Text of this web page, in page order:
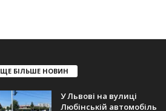
ЩЕ БІЛЬШЕ НОВИН
У Львові на вулиці
Любінській автомобіль